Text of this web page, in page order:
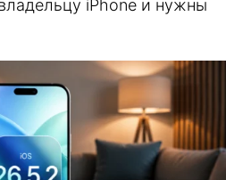
iPhone и нужны